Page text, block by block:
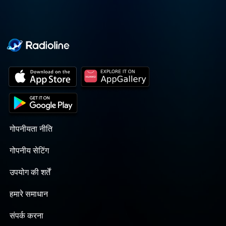
गोपनीयता नीति
गोपनीय सेटिंग
उपयोग की शर्तें
हमारे समाधान
संपर्क करना